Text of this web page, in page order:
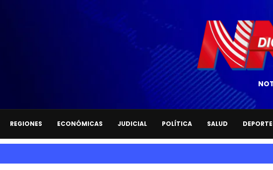
REGIONES ECONÓMICAS JUDICIAL POLÍTICA SALUD